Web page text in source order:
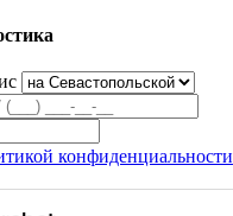
конфиденциальности